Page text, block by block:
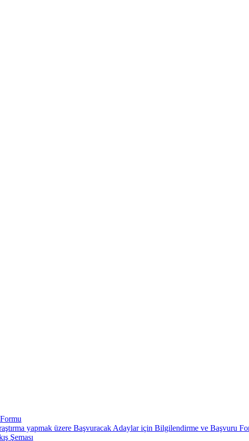
yapmak üzere Başvuracak Adaylar için Bilgilendirme ve Başvuru
Şeması